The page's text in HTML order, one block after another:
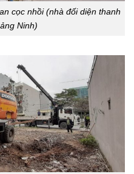
cọc nhồi (nhà đối diện thanh
Ninh)